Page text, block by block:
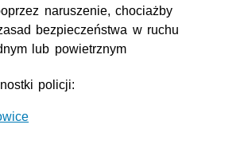
naruszenie, chociażby
bezpieczeństwa w ruchu
lub powietrznym
policji: